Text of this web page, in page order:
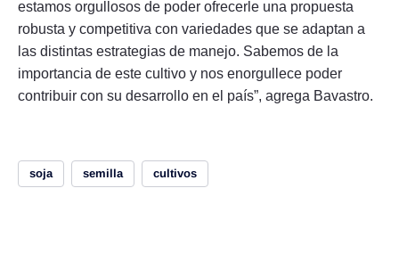
estamos orgullosos de poder ofrecerle una propuesta
robusta y competitiva con variedades que se adaptan a
las distintas estrategias de manejo. Sabemos de la
importancia de este cultivo y nos enorgullece poder
contribuir con su desarrollo en el país”, agrega Bavastro.
soja semilla cultivos